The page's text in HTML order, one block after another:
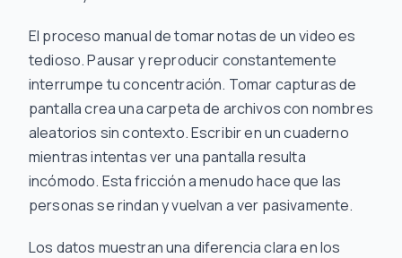
El proceso manual de tomar notas de un video es
tedioso. Pausar y reproducir constantemente
interrumpe tu concentración. Tomar capturas de
pantalla crea una carpeta de archivos con nombres
aleatorios sin contexto. Escribir en un cuaderno
mientras intentas ver una pantalla resulta
incómodo. Esta fricción a menudo hace que las
personas se rindan y vuelvan a ver pasivamente.
Los datos muestran una diferencia clara en los